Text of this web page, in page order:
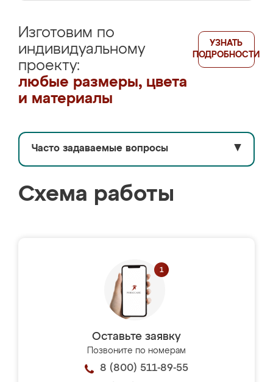
Изготовим по
индивидуальному
проекту:
любые размеры, цвета
и материалы
УЗНАТЬ
ПОДРОБНОСТИ
Часто задаваемые вопросы ▼
Схема работы
Оставьте заявку
Позвоните по номерам
8 (800) 511-89-55